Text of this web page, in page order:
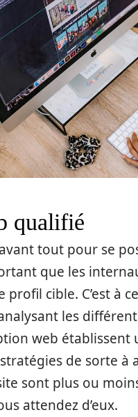
qualifié
tout pour se
que les
cible. C’est à
les
web
de sorte à
sont plus ou
attendez d’eux.